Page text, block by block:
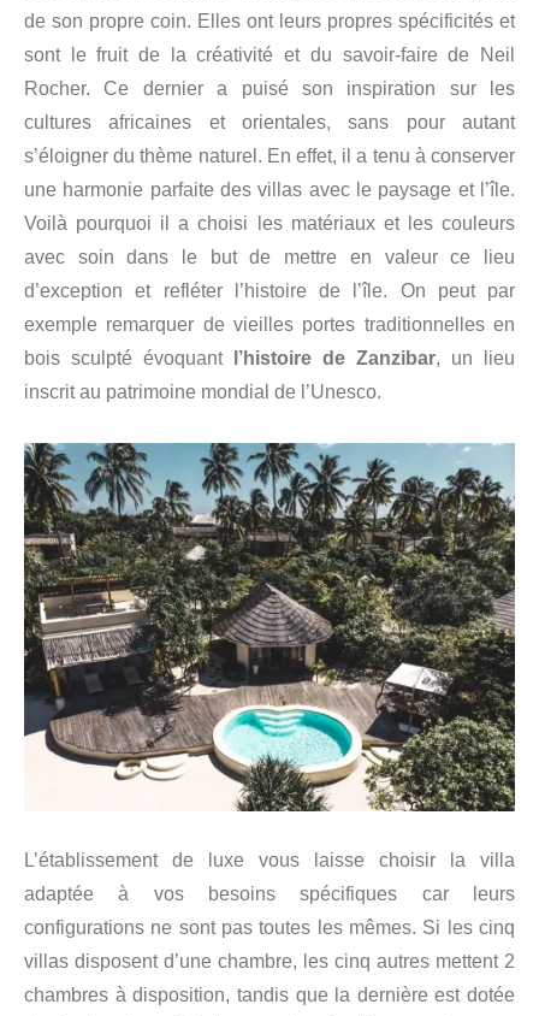
de son propre coin. Elles ont leurs propres spécificités et
sont le fruit de la créativité et du savoir-faire de Neil
Rocher. Ce dernier a puisé son inspiration sur les
cultures africaines et orientales, sans pour autant
s’éloigner du thème naturel. En effet, il a tenu à conserver
une harmonie parfaite des villas avec le paysage et l’île.
Voilà pourquoi il a choisi les matériaux et les couleurs
avec soin dans le but de mettre en valeur ce lieu
d’exception et refléter l’histoire de l’île. On peut par
exemple remarquer de vieilles portes traditionnelles en
bois sculpté évoquant
l’histoire de Zanzibar, un lieu
inscrit au patrimoine mondial de l’Unesco.
L’établissement de luxe vous laisse choisir la villa
adaptée à vos besoins spécifiques car leurs
configurations ne sont pas toutes les mêmes. Si les cinq
villas disposent d’une chambre, les cinq autres mettent 2
chambres à disposition, tandis que la dernière est dotée